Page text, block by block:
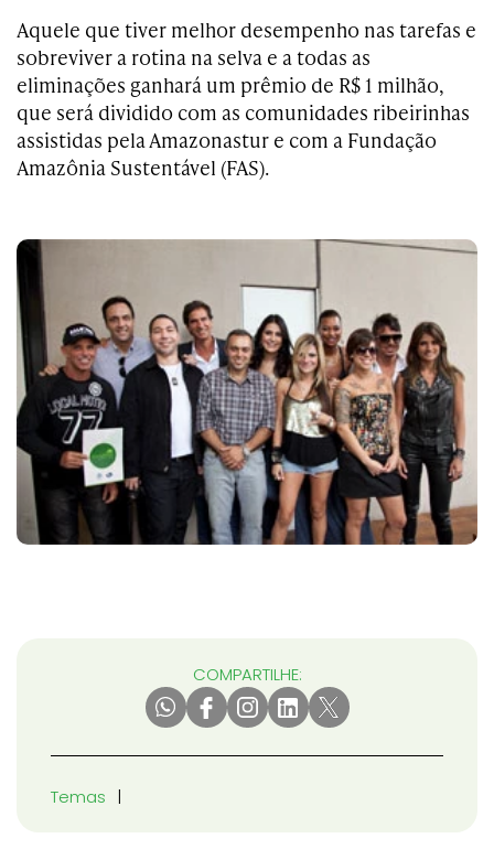
Aquele que tiver melhor desempenho nas tarefas e
sobreviver a rotina na selva e a todas as
eliminações ganhará um prêmio de R$ 1 milhão,
que será dividido com as comunidades ribeirinhas
assistidas pela Amazonastur e com a Fundação
Amazônia Sustentável (FAS).
COMPARTILHE:
Temas